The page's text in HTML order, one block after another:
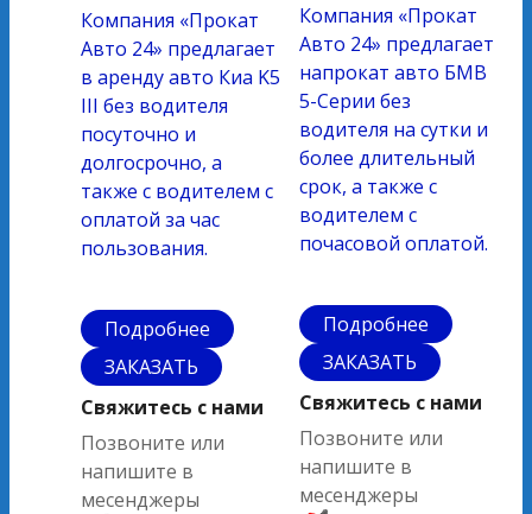
Компания «Прокат
Авто 24» предлагает
в аренду авто Киа K5
III без водителя
посуточно и
долгосрочно, а
также с водителем с
оплатой за час
пользования.
Подробнее
ЗАКАЗАТЬ
Свяжитесь с нами
Позвоните или
напишите в
месенджеры
Компания «Прокат
Авто 24» предлагает
напрокат авто БМВ
5-Серии без
водителя на сутки и
более длительный
срок, а также с
водителем с
почасовой оплатой.
Подробнее
ЗАКАЗАТЬ
Свяжитесь с нами
Позвоните или
напишите в
месенджеры